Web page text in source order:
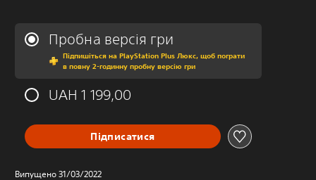
Пробна версія гри
Підпишіться на PlayStation Plus Люкс, щоб пограти
в повну 2-годинну пробну версію гри
UAH 1 199,00
Підписатися
Випущено 31/03/2022